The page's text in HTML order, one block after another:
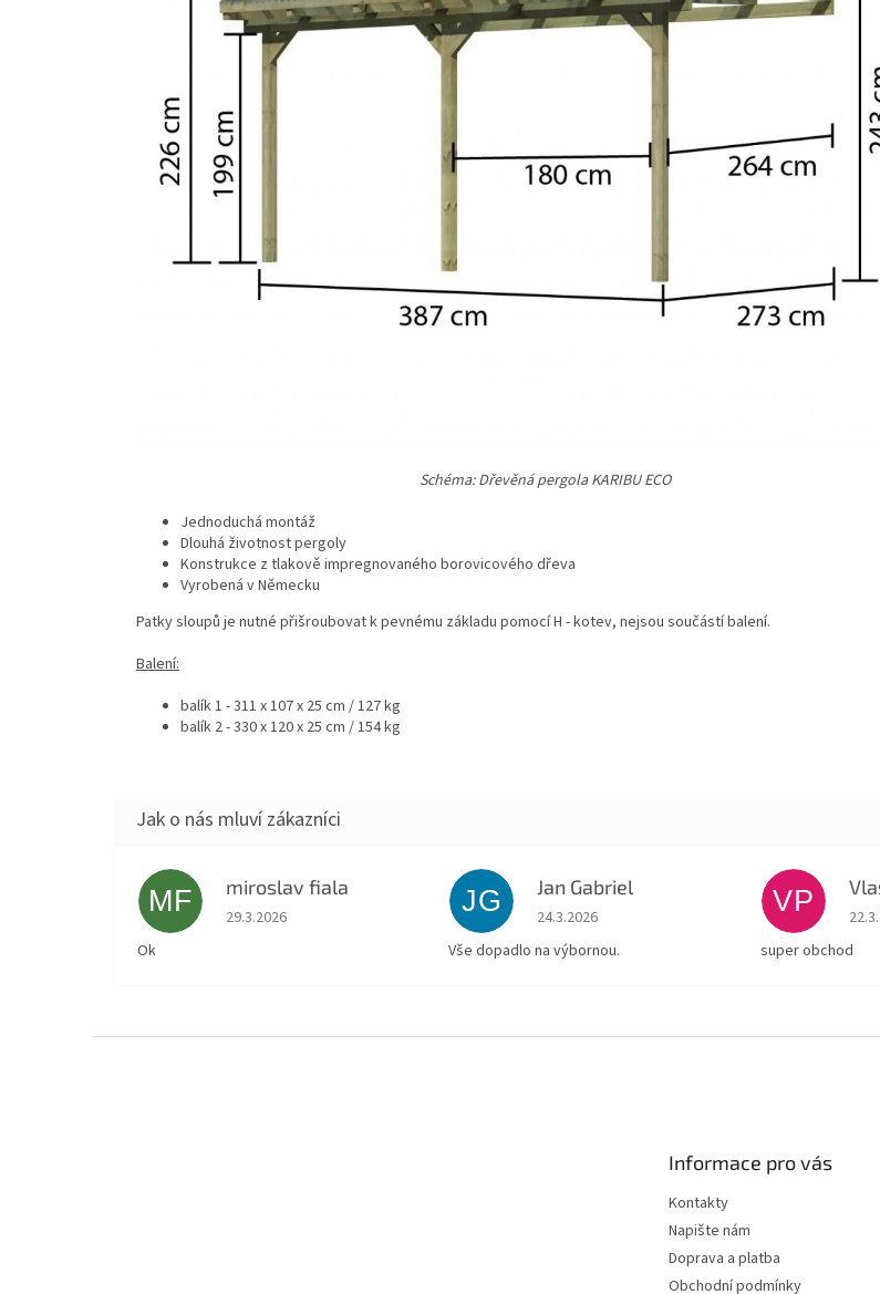
Schéma: Dřevěná pergola KARIBU ECO
Jednoduchá montáž
Dlouhá životnost pergoly
Konstrukce z tlakově impregnovaného borovicového dřeva
Vyrobená v Německu
Patky sloupů je nutné přišroubovat k pevnému základu pomocí H - kotev, nejsou součástí balení.
Balení:
balík 1 - 311 x 107 x 25 cm / 127 kg
balík 2 - 330 x 120 x 25 cm / 154 kg
MF miroslav fiala
Hodnocení obchodu je 5 z 5 hvězdiček.
29.3.2026
Ok
JG Jan Gabriel
Hodnocení obchodu je 5 z 5 hvězdiček.
24.3.2026
Vše dopadlo na výbornou.
VP
super obchod
Informace pro vás
Kontakty
Napište nám
Doprava a platba
Obchodní podmínky